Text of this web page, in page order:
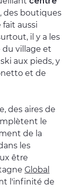
des boutiques
aussi
il y a les
village et
aux pieds, y
et de
des aires de
le
de la
les
être
Global
l'infinité de